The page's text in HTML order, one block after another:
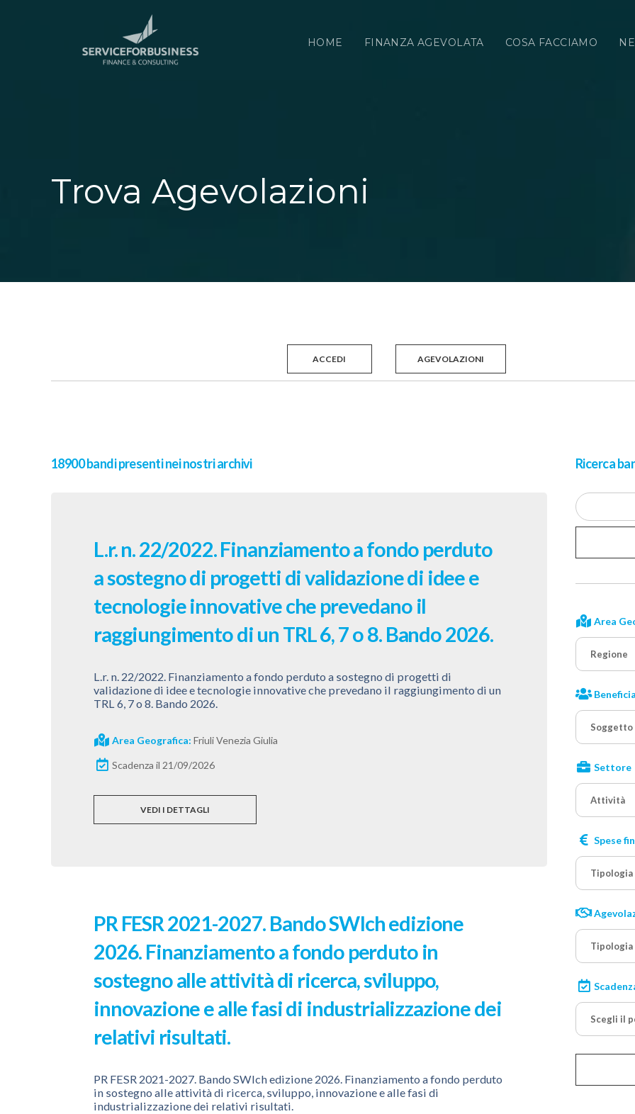
HOME FINANZA AGEVOLATA COSA FACCIAMO
Trova Agevolazioni
ACCEDI AGEVOLAZIONI
18900 bandi presenti nei nostri archivi
L.r. n. 22/2022. Finanziamento a fondo perduto
a sostegno di progetti di validazione di idee e
tecnologie innovative che prevedano il
raggiungimento di un TRL 6, 7 o 8. Bando 2026.
L.r. n. 22/2022. Finanziamento a fondo perduto a sostegno di progetti di
validazione di idee e tecnologie innovative che prevedano il raggiungimento di un
TRL 6, 7 o 8. Bando 2026.
Area Geografica:Friuli Venezia Giulia
Scadenza il 21/09/2026
VEDI I DETTAGLI
PR FESR 2021-2027. Bando SWIch edizione
2026. Finanziamento a fondo perduto in
sostegno alle attività di ricerca, sviluppo,
innovazione e alle fasi di industrializzazione dei
relativi risultati.
PR FESR 2021-2027. Bando SWIch edizione 2026. Finanziamento a fondo perduto
in sostegno alle attività di ricerca, sviluppo, innovazione e alle fasi di
industrializzazione dei relativi risultati.
Ricerca
Area
Regione
Soggetto
Settore
Attività
Spese
Tipologia
Tipologia
Scegli il